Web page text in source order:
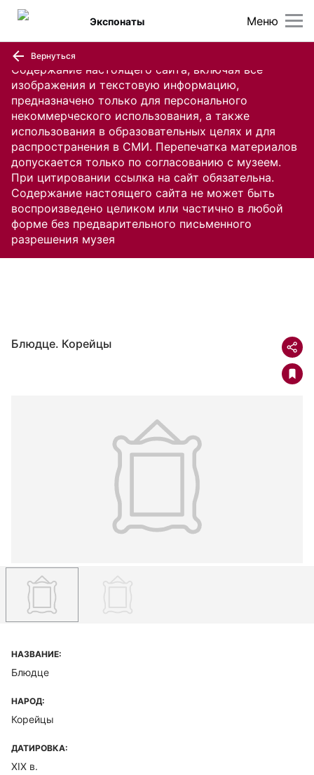
Содержание настоящего сайта, включая все
изображения и текстовую информацию,
предназначено только для персонального
некоммерческого использования, а также
использования в образовательных целях и для
распространения в СМИ. Перепечатка материалов
допускается только по согласованию с музеем.
При цитировании ссылка на сайт обязательна.
Содержание настоящего сайта не может быть
воспроизведено целиком или частично в любой
форме без предварительного письменного
разрешения музея
Меню
Экспонаты
Вернуться
Блюдце. Корейцы
НАЗВАНИЕ:
Блюдце
НАРОД:
Корейцы
ДАТИРОВКА:
XIX в.